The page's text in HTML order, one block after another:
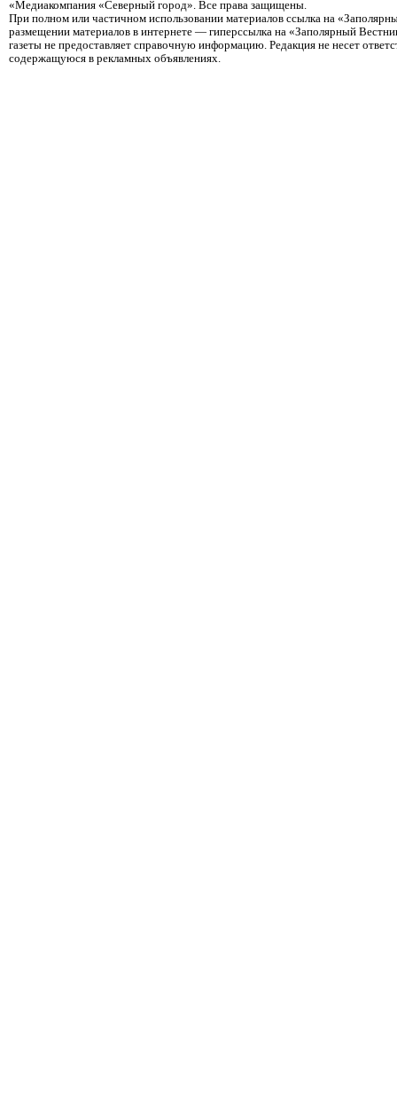
«Медиакомпания «Северный город». Все права защищены.
При полном или частичном использовании материалов ссылка на
размещении материалов в интернете — гиперссылка на «Заполярный
газеты не предоставляет справочную информацию. Редакция не несет
содержащуюся в рекламных объявлениях.